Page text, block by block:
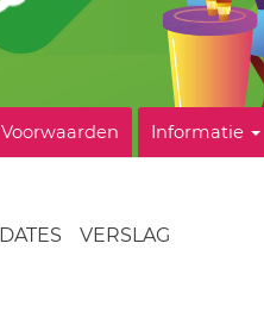
Voorwaarden Informatie
VERSLAG